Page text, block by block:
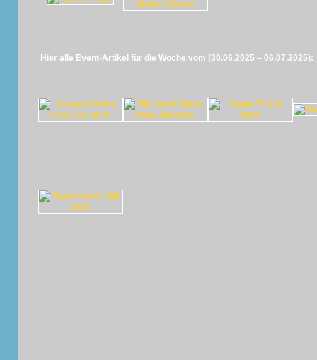
Hier alle Event-Artikel für die Woche vom (30.06.2025 – 06.07.2025):